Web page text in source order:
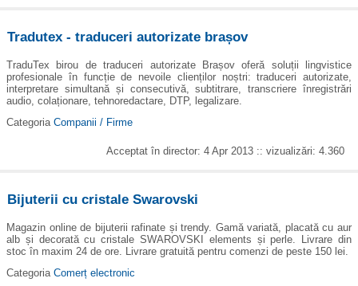
Tradutex - traduceri autorizate brașov
TraduTex birou de traduceri autorizate Brașov oferă soluții lingvistice
profesionale în funcție de nevoile clienților noștri: traduceri autorizate,
interpretare simultană și consecutivă, subtitrare, transcriere înregistrări
audio, colaționare, tehnoredactare, DTP, legalizare.
Categoria Companii / Firme
Acceptat în director: 4 Apr 2013 :: vizualizări: 4.360
Bijuterii cu cristale Swarovski
Magazin online de bijuterii rafinate și trendy. Gamă variată, placată cu aur
alb și decorată cu cristale SWAROVSKI elements și perle. Livrare din
stoc în maxim 24 de ore. Livrare gratuită pentru comenzi de peste 150 lei.
Categoria Comerț electronic